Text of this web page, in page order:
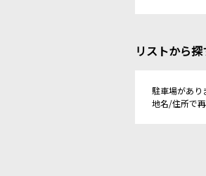
リストから探
駐車場があり
地名/住所で